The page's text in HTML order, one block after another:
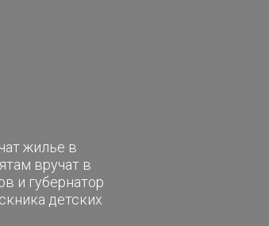
жилье в
вручат в
и губернатор
детских